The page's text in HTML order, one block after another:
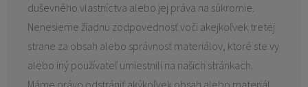
duševného vlastníctva alebo jej práva na súkromie.
Nenesieme žiadnu zodpovednosť voči akejkoľvek tretej
strane za obsah alebo správnosť materiálov, ktoré ste vy
alebo iný používateľ umiestnili na našich stránkach.
Máme právo odstrániť akýkoľvek obsah alebo materiál